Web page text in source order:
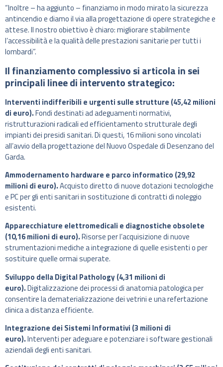
“Inoltre – ha aggiunto – finanziamo in modo mirato la sicurezza
antincendio e diamo il via alla progettazione di opere strategiche e
attese. Il nostro obiettivo è chiaro: migliorare stabilmente
l’accessibilità e la qualità delle prestazioni sanitarie per tutti i
lombardi”.
Il finanziamento complessivo si articola in sei
principali linee di intervento strategico:
Interventi indifferibili e urgenti sulle strutture (45,42 milioni
di euro).Fondi destinati ad adeguamenti normativi,
ristrutturazioni radicali ed efficientamento strutturale degli
impianti dei presidi sanitari. Di questi, 16 milioni sono vincolati
all’avvio della progettazione del Nuovo Ospedale di Desenzano del
Garda.
Ammodernamento hardware e parco informatico (29,92
milioni di euro).Acquisto diretto di nuove dotazioni tecnologiche
e PC per gli enti sanitari in sostituzione di contratti di noleggio
esistenti.
Apparecchiature elettromedicali e diagnostiche obsolete
(10,16 milioni di euro).Risorse per l’acquisizione di nuove
strumentazioni mediche a integrazione di quelle esistenti o per
sostituire quelle ormai superate.
Sviluppo della Digital Pathology (4,31 milioni di
euro).Digitalizzazione dei processi di anatomia patologica per
consentire la dematerializzazione dei vetrini e una refertazione
clinica a distanza efficiente.
Integrazione dei Sistemi Informativi (3 milioni di
euro).Interventi per adeguare e potenziare i software gestionali
aziendali degli enti sanitari.